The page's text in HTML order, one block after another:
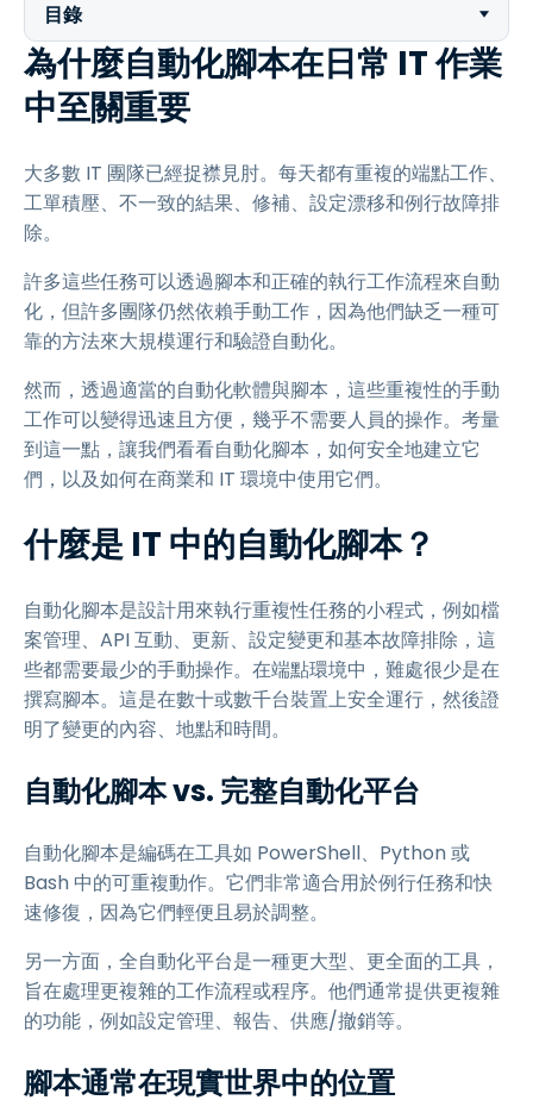
目錄
為什麼自動化腳本在日常 IT 作業
中至關重要
大多數 IT 團隊已經捉襟見肘。每天都有重複的端點工作、
工單積壓、不一致的結果、修補、設定漂移和例行故障排
除。
許多這些任務可以透過腳本和正確的執行工作流程來自動
化，但許多團隊仍然依賴手動工作，因為他們缺乏一種可
靠的方法來大規模運行和驗證自動化。
然而，透過適當的自動化軟體與腳本，這些重複性的手動
工作可以變得迅速且方便，幾乎不需要人員的操作。考量
到這一點，讓我們看看自動化腳本，如何安全地建立它
們，以及如何在商業和 IT 環境中使用它們。
什麼是 IT 中的自動化腳本？
自動化腳本是設計用來執行重複性任務的小程式，例如檔
案管理、API 互動、更新、設定變更和基本故障排除，這
些都需要最少的手動操作。在端點環境中，難處很少是在
撰寫腳本。這是在數十或數千台裝置上安全運行，然後證
明了變更的內容、地點和時間。
自動化腳本 vs. 完整自動化平台
自動化腳本是編碼在工具如 PowerShell、Python 或
Bash 中的可重複動作。它們非常適合用於例行任務和快
速修復，因為它們輕便且易於調整。
另一方面，全自動化平台是一種更大型、更全面的工具，
旨在處理更複雜的工作流程或程序。他們通常提供更複雜
的功能，例如設定管理、報告、供應/撤銷等。
腳本通常在現實世界中的位置